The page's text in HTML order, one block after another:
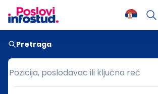
Pretraga
Pozicija, poslodavac ili ključna reč
Pozicija, poslodavac ili ključna reč